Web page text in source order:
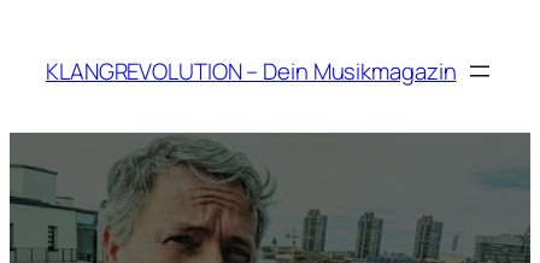
springen
KLANGREVOLUTION – Dein Musikmagazin